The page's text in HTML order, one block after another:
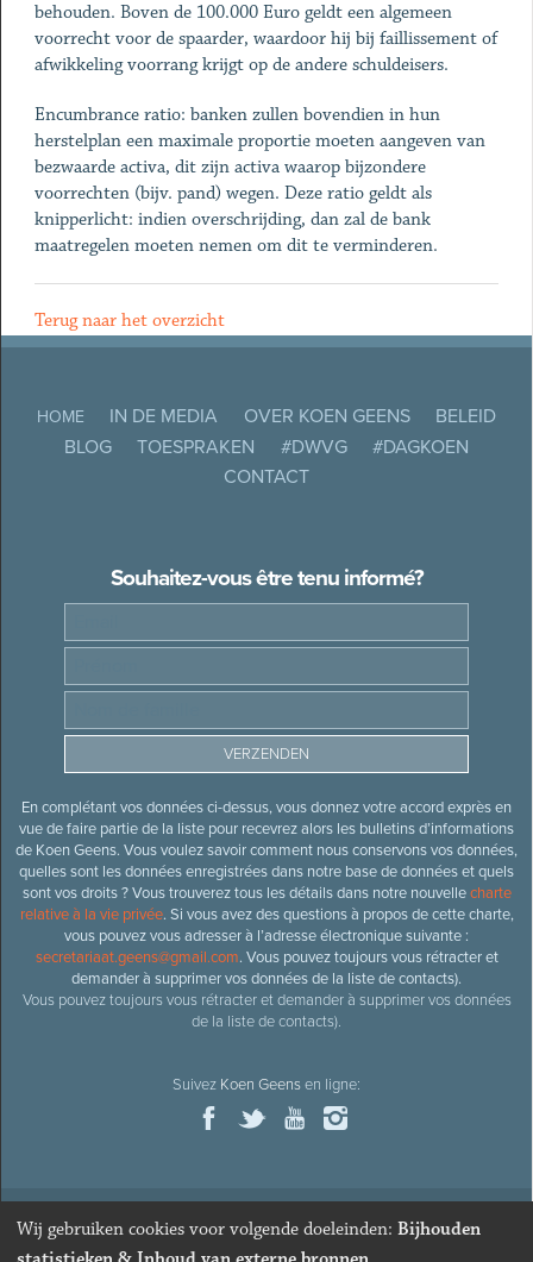
behouden. Boven de 100.000 Euro geldt een algemeen
voorrecht voor de spaarder, waardoor hij bij faillissement of
afwikkeling voorrang krijgt op de andere schuldeisers.
Encumbrance ratio: banken zullen bovendien in hun
herstelplan een maximale proportie moeten aangeven van
bezwaarde activa, dit zijn activa waarop bijzondere
voorrechten (bijv. pand) wegen. Deze ratio geldt als
knipperlicht: indien overschrijding, dan zal de bank
maatregelen moeten nemen om dit te verminderen.
Terug naar het overzicht
HOME IN DE MEDIA OVER KOEN GEENS
BELEID
BLOG
TOESPRAKEN #DWVG
#DAGKOEN
CONTACT
Souhaitez-vous être tenu informé?
En complétant vos données ci-dessus, vous donnez votre accord exprès en
vue de faire partie de la liste pour recevrez alors les bulletins d’informations
de Koen Geens. Vous voulez savoir comment nous conservons vos données,
quelles sont les données enregistrées dans notre base de données et quels
sont vos droits ? Vous trouverez tous les détails dans notre nouvellecharte
relative à la vie privée. Si vous avez des questions à propos de cette charte,
vous pouvez vous adresser à l’adresse électronique suivante :
secretariaat.geens@gmail.com. Vous pouvez toujours vous rétracter et
demander à supprimer vos données de la liste de contacts).
Vous pouvez toujours vous rétracter et demander à supprimer vos données
de la liste de contacts).
Suivez Koen Geensen ligne:
© 2026Ancien ministre et député honoraire
Wij gebruiken cookies voor volgende doeleinden: Bijhouden